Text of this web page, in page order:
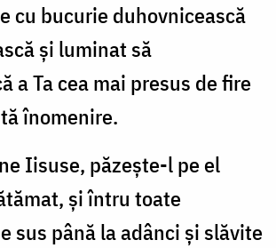
cu bucurie duhovnicească
şi luminat să
a Ta cea mai presus de fire
înomenire.
Iisuse, păzeşte-l pe el
şi întru toate
sus până la adânci şi slăvite